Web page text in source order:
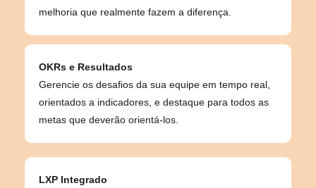
melhoria que realmente fazem a diferença.
OKRs e Resultados
Gerencie os desafios da sua equipe em tempo real,
orientados a indicadores, e destaque para todos as
metas que deverão orientá-los.
LXP Integrado